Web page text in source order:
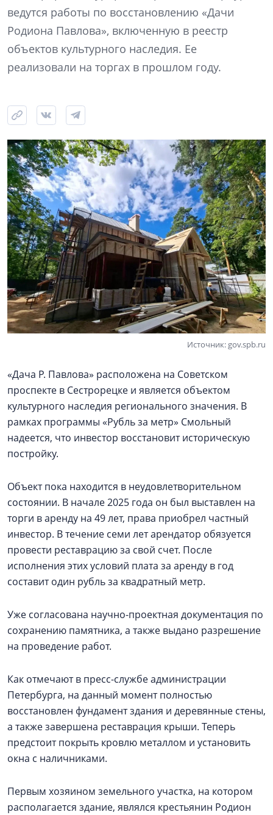
ведутся работы по восстановлению «Дачи
Родиона Павлова», включенную в реестр
объектов культурного наследия. Ее
реализовали на торгах в прошлом году.
Источник: gov.spb.ru
«Дача Р. Павлова» расположена на Советском
проспекте в Сестрорецке и является объектом
культурного наследия регионального значения. В
рамках программы «Рубль за метр» Смольный
надеется, что инвестор восстановит историческую
постройку.
Объект пока находится в неудовлетворительном
состоянии. В начале 2025 года он был выставлен на
торги в аренду на 49 лет, права приобрел частный
инвестор. В течение семи лет арендатор обязуется
провести реставрацию за свой счет. После
исполнения этих условий плата за аренду в год
составит один рубль за квадратный метр.
Уже согласована научно-проектная документация по
сохранению памятника, а также выдано разрешение
на проведение работ.
Как отмечают в пресс-службе администрации
Петербурга, на данный момент полностью
восстановлен фундамент здания и деревянные стены,
а также завершена реставрация крыши. Теперь
предстоит покрыть кровлю металлом и установить
окна с наличниками.
Первым хозяином земельного участка, на котором
располагается здание, являлся крестьянин Родион